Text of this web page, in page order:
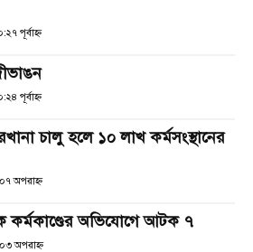
পূর্বাহ্ণ
পূর্বাহ্ণ
চালু হলে ১০ লাখ কর্মসংস্থানের
অপরাহ্ণ
কর্মকাণ্ডের অভিযোগে আটক ৭
অপরাহ্ণ